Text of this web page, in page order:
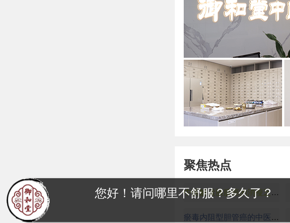
聚焦热点
中医解读胰腺癌的消瘦乏力：气血亏虚与癌毒耗损的结果
瘀毒内阻型胆管癌的中医症状表现
您好！请问哪里不舒服？多久了？